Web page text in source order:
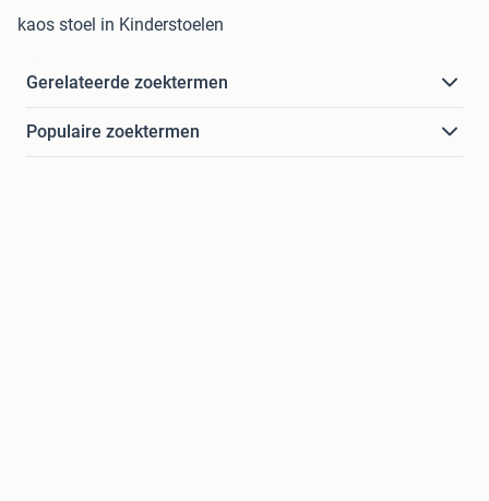
kaos stoel in Kinderstoelen
Gerelateerde zoektermen
Populaire zoektermen